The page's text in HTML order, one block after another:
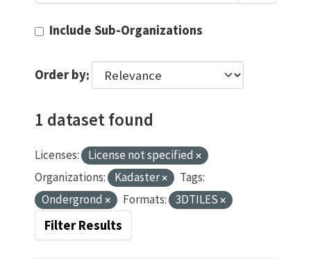
Include Sub-Organizations
Order by
1 dataset found
Licenses:
License not specified
Organizations:
Kadaster
Tags:
Ondergrond
Formats: 3DTILES
Filter Results